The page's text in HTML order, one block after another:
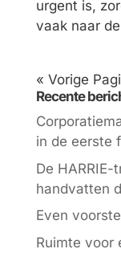
urgent is,
vaak naar
« Vorige
Recente
in de eerste
De
handvatten
Even
Ruimte voor